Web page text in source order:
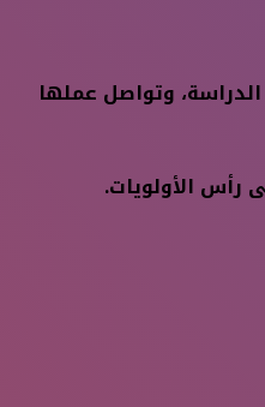
وتواصل عملها
رأس الأولويات.